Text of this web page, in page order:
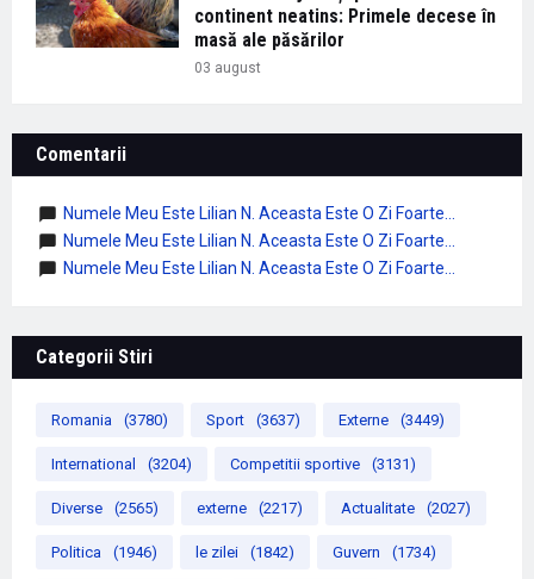
continent neatins: Primele decese în
masă ale păsărilor
03 august
Comentarii
Numele Meu Este Lilian N. Aceasta Este O Zi Foarte...
Numele Meu Este Lilian N. Aceasta Este O Zi Foarte...
Numele Meu Este Lilian N. Aceasta Este O Zi Foarte...
Categorii Stiri
Romania (3780) Sport (3637) Externe (3449)
International (3204) Competitii sportive (3131)
Diverse (2565) externe (2217) Actualitate (2027)
Politica (1946) le zilei (1842) Guvern (1734)